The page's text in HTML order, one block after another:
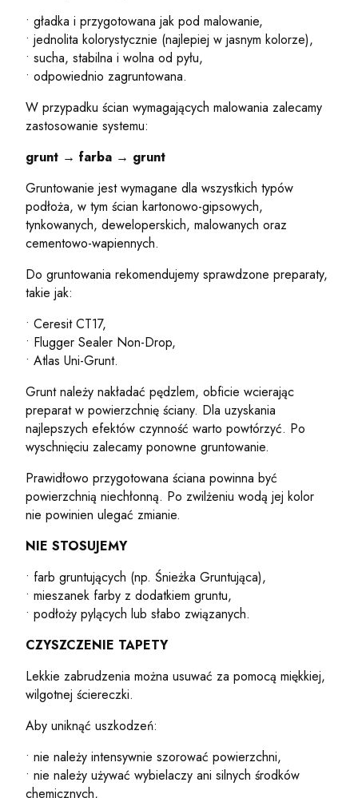
• gładka i przygotowana jak pod malowanie,
• jednolita kolorystycznie (najlepiej w jasnym kolorze),
• sucha, stabilna i wolna od pyłu,
• odpowiednio zagruntowana.
W przypadku ścian wymagających malowania zalecamy
zastosowanie systemu:
grunt → farba → grunt
Gruntowanie jest wymagane dla wszystkich typów
podłoża, w tym ścian kartonowo-gipsowych,
tynkowanych, deweloperskich, malowanych oraz
cementowo-wapiennych.
Do gruntowania rekomendujemy sprawdzone preparaty,
takie jak:
• Ceresit CT17,
• Flugger Sealer Non-Drop,
• Atlas Uni-Grunt.
Grunt należy nakładać pędzlem, obficie wcierając
preparat w powierzchnię ściany. Dla uzyskania
najlepszych efektów czynność warto powtórzyć. Po
wyschnięciu zalecamy ponowne gruntowanie.
Prawidłowo przygotowana ściana powinna być
powierzchnią niechłonną. Po zwilżeniu wodą jej kolor
nie powinien ulegać zmianie.
NIE STOSUJEMY
• farb gruntujących (np. Śnieżka Gruntująca),
• mieszanek farby z dodatkiem gruntu,
• podłoży pylących lub słabo związanych.
CZYSZCZENIE TAPETY
Lekkie zabrudzenia można usuwać za pomocą miękkiej,
wilgotnej ściereczki.
Aby uniknąć uszkodzeń:
• nie należy intensywnie szorować powierzchni,
• nie należy używać wybielaczy ani silnych środków
chemicznych,